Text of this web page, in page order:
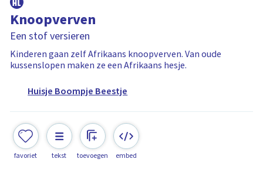
Knoopverven
Een stof versieren
Kinderen gaan zelf Afrikaans knoopverven. Van oude
kussenslopen maken ze een Afrikaans hesje.
Huisje Boompje Beestje
favoriet tekst toevoegen embed